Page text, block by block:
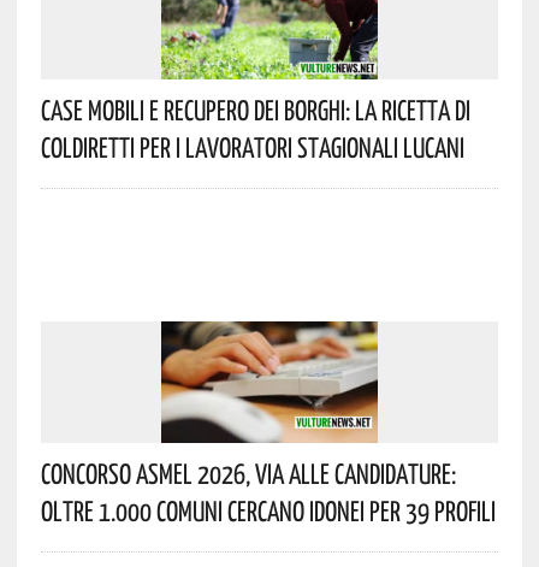
Case Mobili E Recupero Dei Borghi: La Ricetta Di
Coldiretti Per I Lavoratori Stagionali Lucani
Concorso Asmel 2026, Via Alle Candidature:
Oltre 1.000 Comuni Cercano Idonei Per 39 Profili